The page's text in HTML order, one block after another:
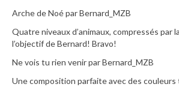
Arche de Noé par Bernard_MZB
Quatre niveaux d’animaux, compressés par
l’objectif de Bernard! Bravo!
Ne vois tu rien venir par Bernard_MZB
Une composition parfaite avec des